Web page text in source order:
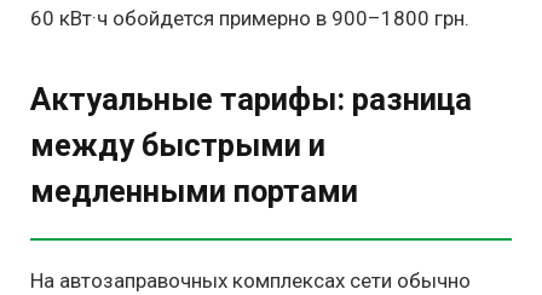
60 кВт·ч обойдется примерно в 900–1800 грн.
Актуальные тарифы: разница
между быстрыми и
медленными портами
На автозаправочных комплексах сети обычно